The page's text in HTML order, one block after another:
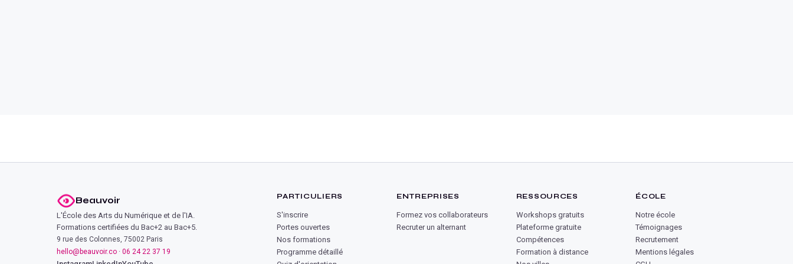
Beauvoir
L'École des Arts du Numérique et de l'IA.
Formations certifiées du Bac+2 au Bac+5.
9 rue des Colonnes, 75002 Paris
hello@beauvoir.co · 06 24 22 37 19
PARTICULIERS
S'inscrire
Portes ouvertes
Nos formations
Programme détaillé
ENTREPRISES
Formez vos collaborateurs
Recruter un alternant
RESSOURCES
Workshops gratuits
Plateforme gratuite
Compétences
Formation à distance
ÉCOLE
Notre école
Témoignages
Recrutement
Mentions légales